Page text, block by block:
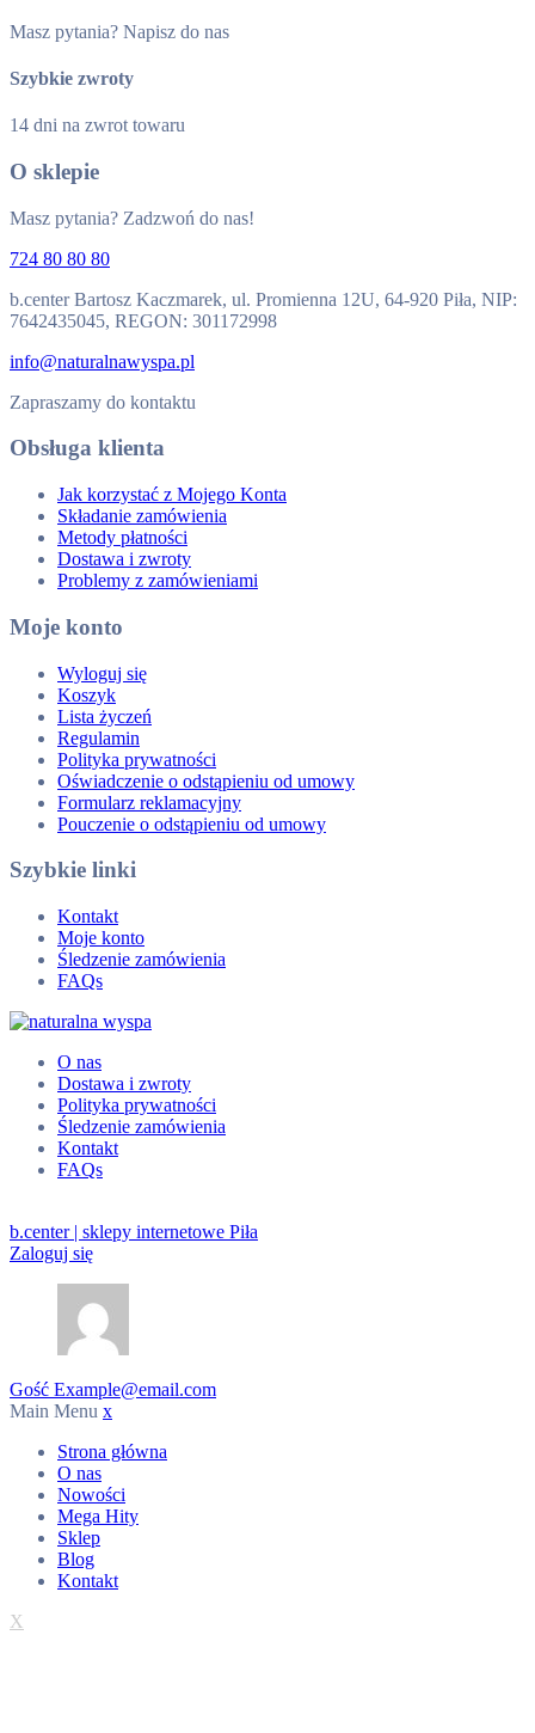
Masz pytania? Napisz do nas
Szybkie zwroty
14 dni na zwrot towaru
O sklepie
Masz pytania? Zadzwoń do nas!
724 80 80 80
b.center Bartosz Kaczmarek, ul. Promienna 12U, 64-920 Piła, NIP:
7642435045, REGON: 301172998
info@naturalnawyspa.pl
Zapraszamy do kontaktu
Obsługa klienta
Jak korzystać z Mojego Konta
Składanie zamówienia
Metody płatności
Dostawa i zwroty
Problemy z zamówieniami
Moje konto
Wyloguj się
Koszyk
Lista życzeń
Regulamin
Polityka prywatności
Oświadczenie o odstąpieniu od umowy
Formularz reklamacyjny
Pouczenie o odstąpieniu od umowy
Szybkie linki
Kontakt
Moje konto
Śledzenie zamówienia
FAQs
O nas
Dostawa i zwroty
Polityka prywatności
Śledzenie zamówienia
Kontakt
FAQs
b.center | sklepy internetowe Piła
Zaloguj się
Gość Example@email.com
Main Menu x
Strona główna
O nas
Nowości
Mega Hity
Sklep
Blog
Kontakt
X